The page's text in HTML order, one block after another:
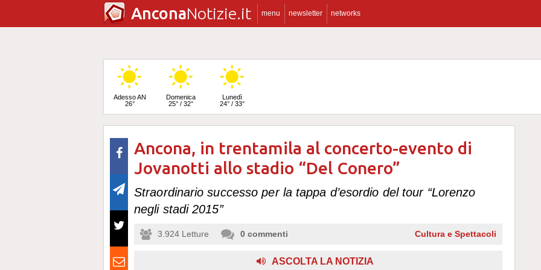
AnconaNotizie.it menu newsletter networks
Adesso AN
26°
Domenica
25° / 32°
Lunedì
24° / 33°
Martedì
25° / 34°
Ancona, in trentamila al concerto-evento di
Jovanotti allo stadio “Del Conero”
Straordinario successo per la tappa d’esordio del tour “Lorenzo
negli stadi 2015”
3.924 Letture 0 commenti Cultura e Spettacoli
ASCOLTA LA NOTIZIA